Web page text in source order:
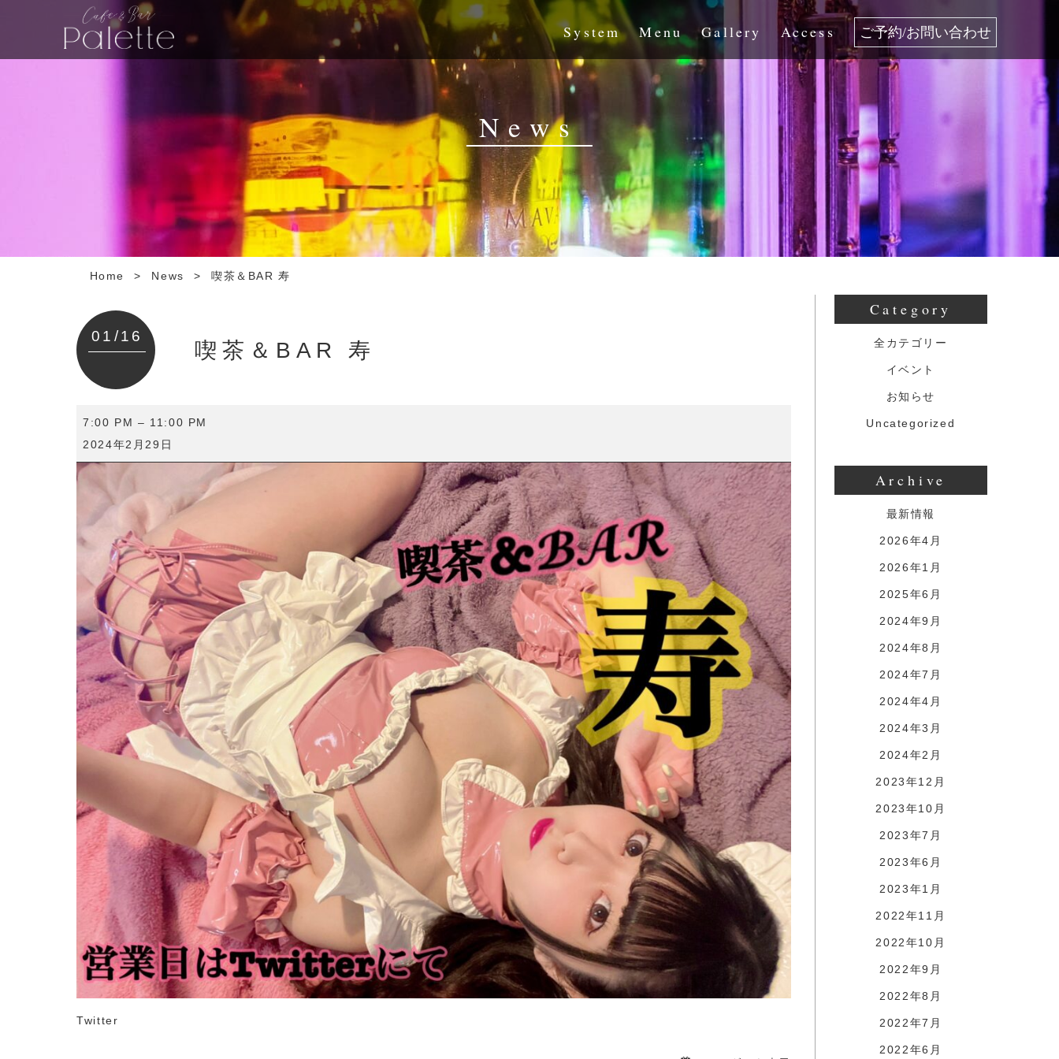
System Menu Gallery Access ご予約/お問い合わせ
News
Home > News > 喫茶＆BAR 寿
01/16
喫茶＆BAR 寿
喫
茶
＆
BAR
7:00 PM – 11:00 PM
2024年2月29日
Twitter
Category
全カテゴリー
イベント
お知らせ
Uncategorized
Archive
最新情報
2026年4月
2026年1月
2025年6月
2024年9月
2024年8月
2024年7月
2024年4月
2024年3月
2024年2月
2023年12月
2023年10月
2023年7月
2023年6月
2023年1月
2022年11月
2022年10月
2022年9月
2022年8月
2022年7月
2022年6月